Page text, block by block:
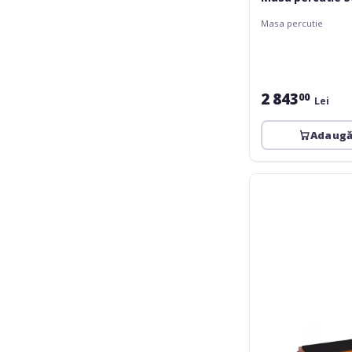
Masa percutie
2 84300 Lei
Zaor